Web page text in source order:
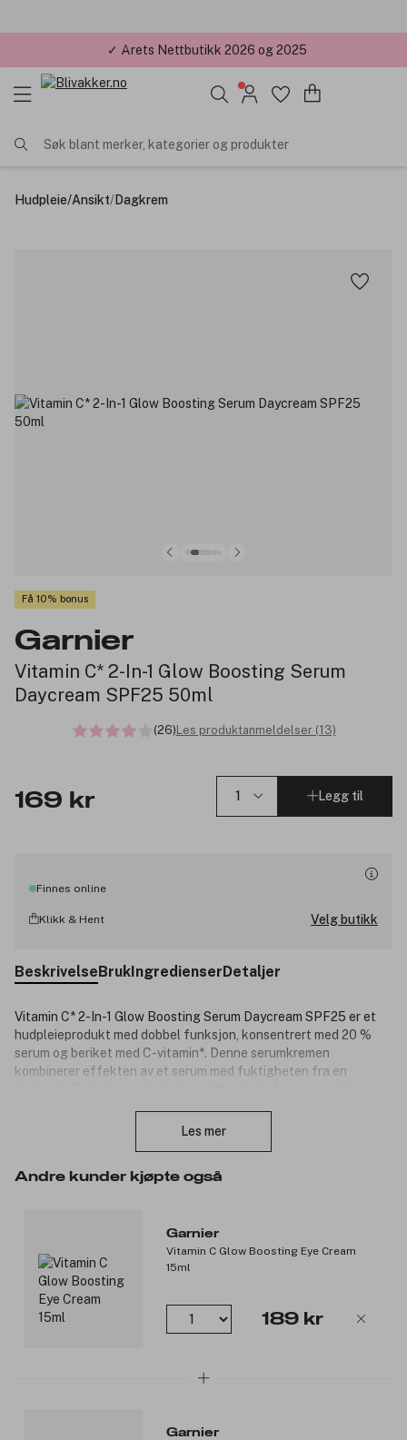
✓ Årets Nettbutikk 2026 og 2025
Søk blant merker, kategorier og produkter
Hudpleie/Ansikt/Dagkrem
Få 10% bonus
Garnier
Vitamin C* 2-In-1 Glow Boosting Serum
Daycream SPF25 50ml
(26)Les produktanmeldelser (13)
169 kr Legg til
Finnes online
Klikk & Hent Velg butikk
BeskrivelseBrukIngredienserDetaljer
Vitamin C* 2-In-1 Glow Boosting Serum Daycream SPF25 er et
hudpleieprodukt med dobbel funksjon, konsentrert med 20 %
serum og beriket med C-vitamin*. Denne serumkremen
kombinerer effekten av et serum med fuktigheten fra en
å gi huden glød og redusere mørke flekker. Super-sitrus er en
Garnier SkinActive Vitamin C 2-in-1 Brightening Serumkrem
*c-vitamin = c-vitamin-derivat. **Sensitiv hud kan vise tegn på
ubehag som stramhet og rødhet.
Produktnummer: 3230898
Les mer
Andre kunder kjøpte også
Garnier
Vitamin C Glow Boosting Eye Cream
15ml
189 kr
Garnier